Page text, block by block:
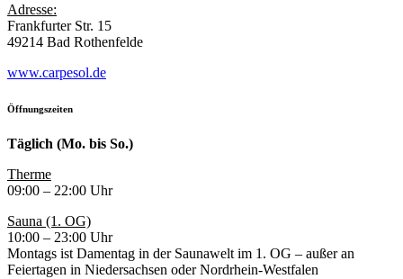
Adresse:
Frankfurter Str. 15
49214 Bad Rothenfelde
www.carpesol.de
Öffnungszeiten
Täglich (Mo. bis So.)
Therme
09:00 – 22:00 Uhr
Sauna (1. OG)
10:00 – 23:00 Uhr
Montags ist Damentag in der Saunawelt im 1. OG – außer an
Feiertagen in Niedersachsen oder Nordrhein-Westfalen